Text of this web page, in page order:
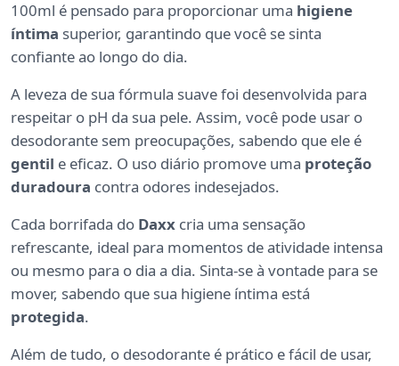
100ml é pensado para proporcionar uma higiene
íntima superior, garantindo que você se sinta
confiante ao longo do dia.
A leveza de sua fórmula suave foi desenvolvida para
respeitar o pH da sua pele. Assim, você pode usar o
desodorante sem preocupações, sabendo que ele é
gentil e eficaz. O uso diário promove uma proteção
duradoura contra odores indesejados.
Cada borrifada do Daxx cria uma sensação
refrescante, ideal para momentos de atividade intensa
ou mesmo para o dia a dia. Sinta-se à vontade para se
mover, sabendo que sua higiene íntima está
protegida.
Além de tudo, o desodorante é prático e fácil de usar,